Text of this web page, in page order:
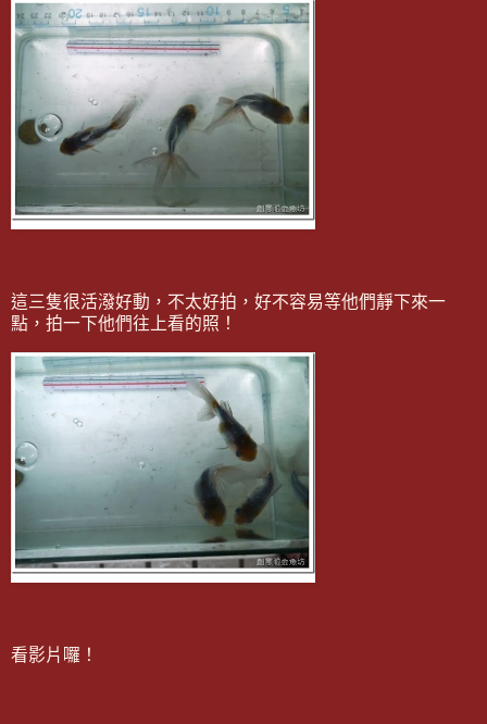
這三隻很活潑好動，不太好拍，好不容易等他們靜下來一
點，拍一下他們往上看的照！
看影片囉！